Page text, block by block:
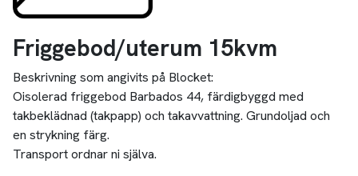
Friggebod/uterum 15kvm
Beskrivning som angivits på Blocket:
Oisolerad friggebod Barbados 44, färdigbyggd med
takbeklädnad (takpapp) och takavvattning. Grundoljad och
en strykning färg.
Transport ordnar ni själva.